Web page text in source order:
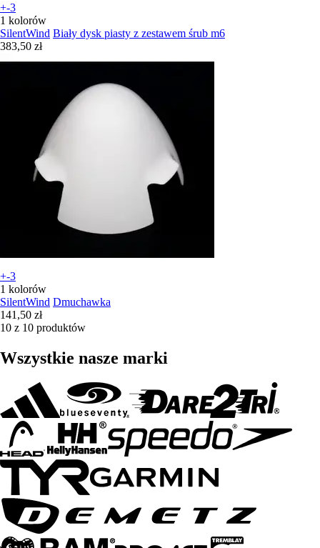
+-3
1 kolorów
SilentWind Biały dysk piasty z zestawem śrub m6
383,50 zł
+-3
1 kolorów
SilentWind Dmuchawka
141,50 zł
10 z 10 produktów
Wszystkie nasze marki